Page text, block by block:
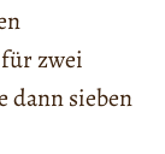
zwei
dann sieben